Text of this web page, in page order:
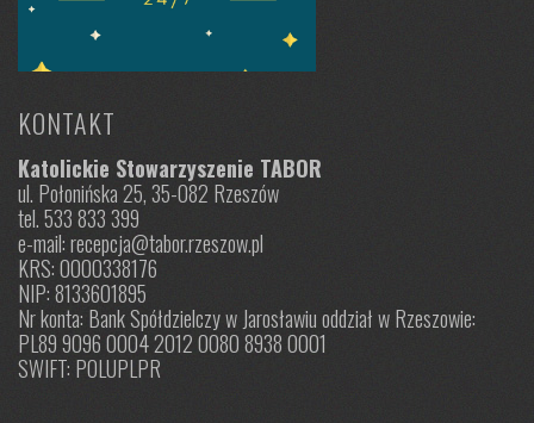
KONTAKT
Katolickie Stowarzyszenie TABOR
ul. Połonińska 25, 35-082 Rzeszów
tel. 533 833 399
e-mail: recepcja@tabor.rzeszow.pl
KRS: 0000338176
NIP: 8133601895
Nr konta: Bank Spółdzielczy w Jarosławiu oddział w Rzeszowie:
PL89 9096 0004 2012 0080 8938 0001
SWIFT: POLUPLPR